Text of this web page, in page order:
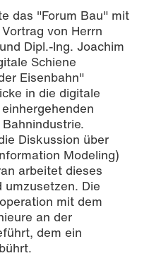
das "Forum Bau" mit
von Herrn
Dipl.-Ing. Joachim
Schiene
Eisenbahn"
in die digitale
Diskussion über
Modeling)
arbeitet dieses
umzusetzen. Die
mit dem
an der
dem ein